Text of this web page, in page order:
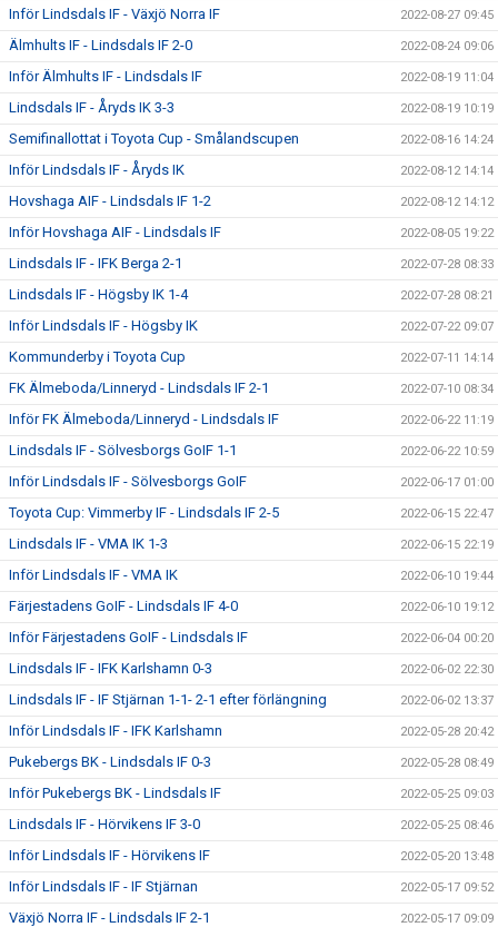
Inför Lindsdals IF - Växjö Norra IF 2022-08-27 09:45
Älmhults IF - Lindsdals IF 2-0 2022-08-24 09:06
Inför Älmhults IF - Lindsdals IF 2022-08-19 11:04
Lindsdals IF - Åryds IK 3-3 2022-08-19 10:19
Semifinallottat i Toyota Cup - Smålandscupen 2022-08-16 14:24
Inför Lindsdals IF - Åryds IK 2022-08-12 14:14
Hovshaga AIF - Lindsdals IF 1-2 2022-08-12 14:12
Inför Hovshaga AIF - Lindsdals IF 2022-08-05 19:22
Lindsdals IF - IFK Berga 2-1 2022-07-28 08:33
Lindsdals IF - Högsby IK 1-4 2022-07-28 08:21
Inför Lindsdals IF - Högsby IK 2022-07-22 09:07
Kommunderby i Toyota Cup 2022-07-11 14:14
FK Älmeboda/Linneryd - Lindsdals IF 2-1 2022-07-10 08:34
Inför FK Älmeboda/Linneryd - Lindsdals IF 2022-06-22 11:19
Lindsdals IF - Sölvesborgs GoIF 1-1 2022-06-22 10:59
Inför Lindsdals IF - Sölvesborgs GoIF 2022-06-17 01:00
Toyota Cup: Vimmerby IF - Lindsdals IF 2-5 2022-06-15 22:47
Lindsdals IF - VMA IK 1-3 2022-06-15 22:19
Inför Lindsdals IF - VMA IK 2022-06-10 19:44
Färjestadens GoIF - Lindsdals IF 4-0 2022-06-10 19:12
Inför Färjestadens GoIF - Lindsdals IF 2022-06-04 00:20
Lindsdals IF - IFK Karlshamn 0-3 2022-06-02 22:30
Lindsdals IF - IF Stjärnan 1-1- 2-1 efter förlängning 2022-06-02 13:37
Inför Lindsdals IF - IFK Karlshamn 2022-05-28 20:42
Pukebergs BK - Lindsdals IF 0-3 2022-05-28 08:49
Inför Pukebergs BK - Lindsdals IF 2022-05-25 09:03
Lindsdals IF - Hörvikens IF 3-0 2022-05-25 08:46
Inför Lindsdals IF - Hörvikens IF 2022-05-20 13:48
Inför Lindsdals IF - IF Stjärnan 2022-05-17 09:52
Växjö Norra IF - Lindsdals IF 2-1 2022-05-17 09:09